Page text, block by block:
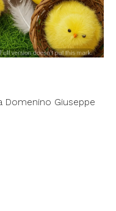
Domenino Giuseppe